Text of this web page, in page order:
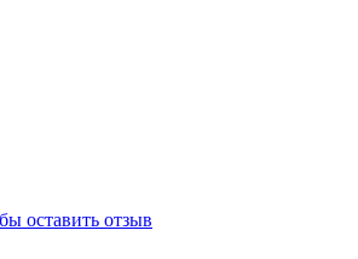
оставить отзыв